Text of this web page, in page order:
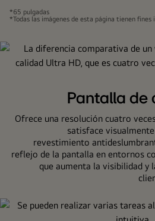
carteles
instalados
las
paredes
comercial
anuncios
*65 pulgadas
*Todas las imágenes de esta página tienen
Pantalla de
Ofrece una resolución cuatro
satisface
revestimiento
reflejo de la pantalla en entornos
que aumenta la visibilidad y